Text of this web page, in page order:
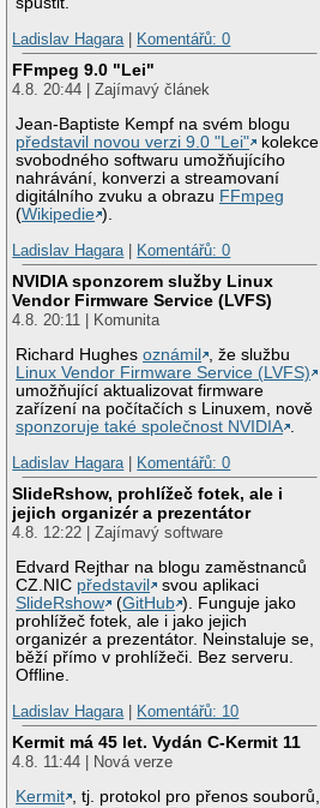
Ladislav Hagara
Komentářů: 0
FFmpeg 9.0 "Lei"
4.8. 20:44 | Zajímavý článek
Jean-Baptiste Kempf na svém blogu
představil novou verzi 9.0 "Lei"
kolekce
svobodného softwaru umožňujícího
nahrávání, konverzi a streamovaní
digitálního zvuku a obrazu FFmpeg
(Wikipedie ).
Ladislav Hagara
Komentářů: 0
NVIDIA sponzorem služby Linux
Vendor Firmware Service (LVFS)
4.8. 20:11 | Komunita
Richard Hughesoznámil
, že službu
Linux Vendor Firmware Service (LVFS)
umožňující aktualizovat firmware
zařízení na počítačích s Linuxem, nově
sponzoruje také společnost NVIDIA .
Ladislav Hagara | Komentářů: 0
SlideRshow, prohlížeč fotek, ale i
jejich organizér a prezentátor
4.8. 12:22 | Zajímavý software
Edvard Rejthar na blogu zaměstnanců
CZ.NIC představil
svou aplikaci
SlideRshow
(GitHub ). Funguje jako
prohlížeč fotek, ale i jako jejich
organizér a prezentátor. Neinstaluje se,
běží přímo v prohlížeči. Bez serveru.
Offline.
Ladislav Hagara | Komentářů: 10
Kermit má 45 let. Vydán C-Kermit 11
4.8. 11:44 | Nová verze
Kermit , tj. protokol pro přenos souborů,